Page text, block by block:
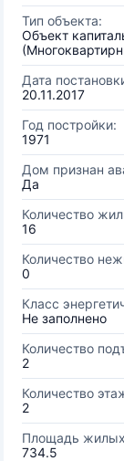
Тип объекта:
Объект
Дата
20.11.2017
Год постройки:
1971
Дом признан
Да
Количество
16
Количество
0
Класс
Не заполнено
Количество
2
Количество
2
Площадь
734.5